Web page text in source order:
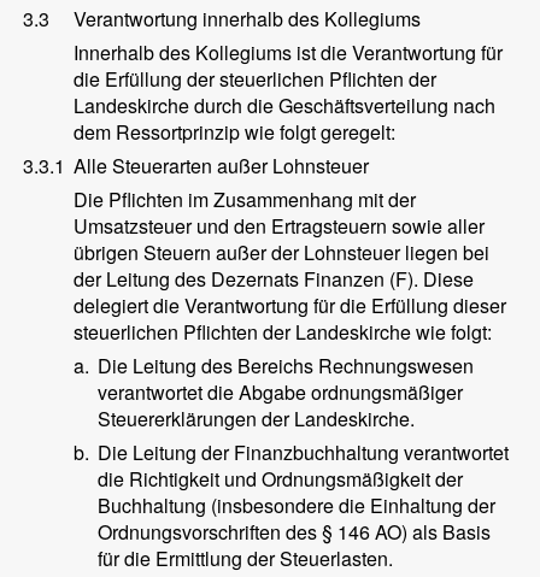
3.3
Verantwortung innerhalb des Kollegiums
Innerhalb des Kollegiums ist die Verantwortung für
die Erfüllung der steuerlichen Pflichten der
Landeskirche durch die Geschäftsverteilung nach
dem Ressortprinzip wie folgt geregelt:
3.3.1 Alle Steuerarten außer Lohnsteuer
Die Pflichten im Zusammenhang mit der
Umsatzsteuer und den Ertragsteuern sowie aller
übrigen Steuern außer der Lohnsteuer liegen bei
der Leitung des Dezernats Finanzen (F). Diese
delegiert die Verantwortung für die Erfüllung dieser
steuerlichen Pflichten der Landeskirche wie folgt:
a. Die Leitung des Bereichs Rechnungswesen
verantwortet die Abgabe ordnungsmäßiger
Steuererklärungen der Landeskirche.
b. Die Leitung der Finanzbuchhaltung verantwortet
die Richtigkeit und Ordnungsmäßigkeit der
Buchhaltung (insbesondere die Einhaltung der
Ordnungsvorschriften des § 146 AO) als Basis
für die Ermittlung der Steuerlasten.